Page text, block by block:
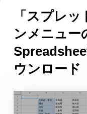
「スプレ
ンメニュー
ウンロード